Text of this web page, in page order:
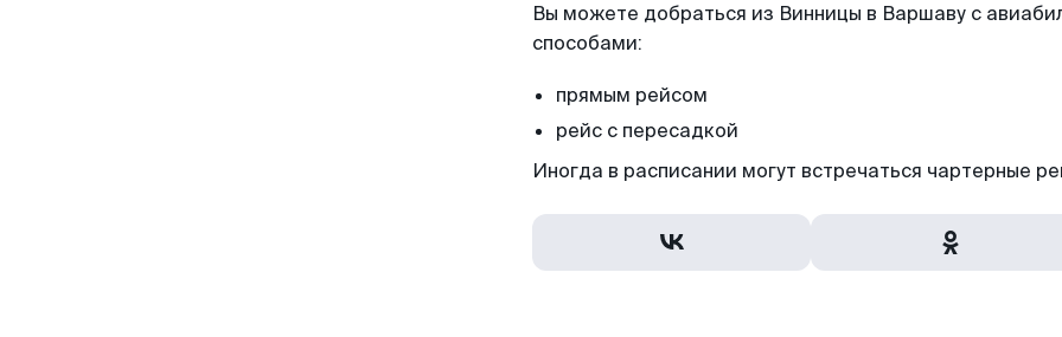
Вы можете добраться из Винницы в Варшаву с
способами:
прямым рейсом
рейс с пересадкой
Иногда в расписании могут встречаться чартерные